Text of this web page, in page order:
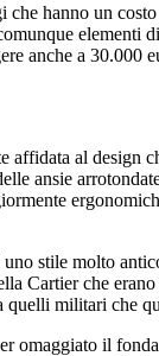
hanno un costo
elementi
anche a 30.000
affidata al design
ansie
stile molto
Cartier che
quelli militari che
omaggiato il